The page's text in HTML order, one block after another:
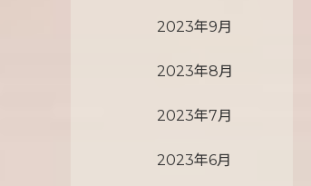
2023年9月
2023年8月
2023年7月
2023年6月